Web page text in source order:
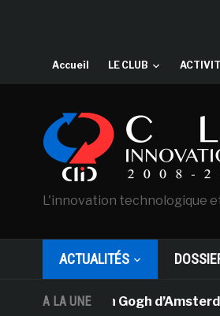
Accueil LE CLUB
L'innovation technologique
ACTUALITÉS
A LA UNE
Van Gogh d’Amsterdam et